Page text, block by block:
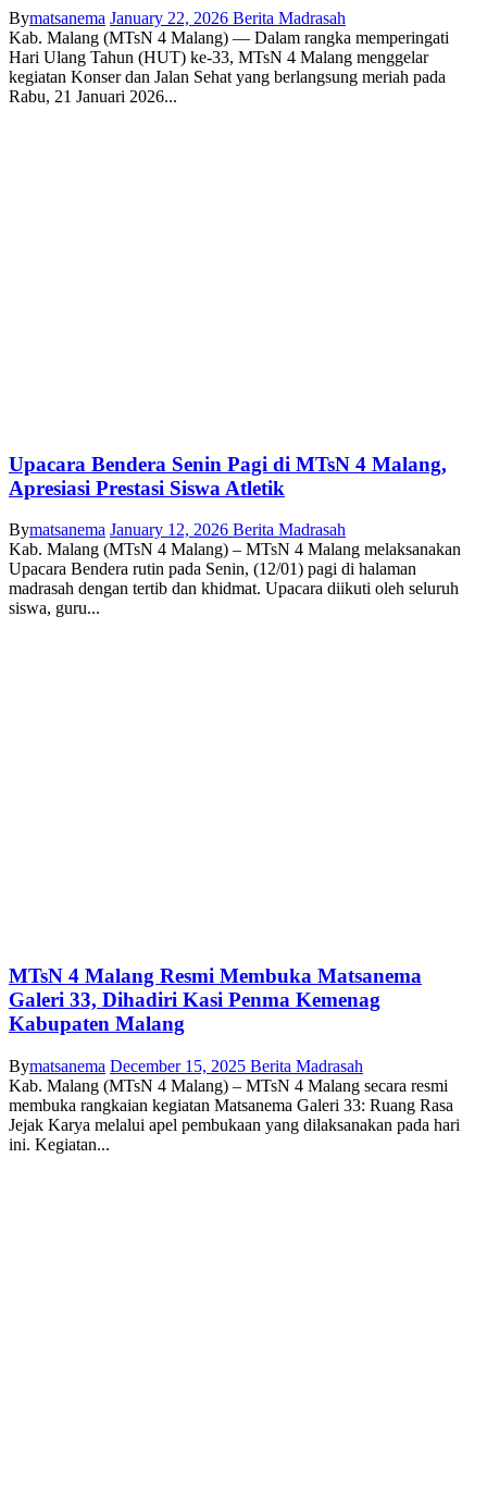
Bymatsanema January 22, 2026 Berita Madrasah
Kab. Malang (MTsN 4 Malang) — Dalam rangka memperingati
Hari Ulang Tahun (HUT) ke-33, MTsN 4 Malang menggelar
kegiatan Konser dan Jalan Sehat yang berlangsung meriah pada
Rabu, 21 Januari 2026...
Upacara Bendera Senin Pagi di MTsN 4 Malang,
Apresiasi Prestasi Siswa Atletik
Bymatsanema January 12, 2026 Berita Madrasah
Kab. Malang (MTsN 4 Malang) – MTsN 4 Malang melaksanakan
Upacara Bendera rutin pada Senin, (12/01) pagi di halaman
madrasah dengan tertib dan khidmat. Upacara diikuti oleh seluruh
siswa, guru...
MTsN 4 Malang Resmi Membuka Matsanema
Galeri 33, Dihadiri Kasi Penma Kemenag
Kabupaten Malang
Bymatsanema December 15, 2025 Berita Madrasah
Kab. Malang (MTsN 4 Malang) – MTsN 4 Malang secara resmi
membuka rangkaian kegiatan Matsanema Galeri 33: Ruang Rasa
Jejak Karya melalui apel pembukaan yang dilaksanakan pada hari
ini. Kegiatan...